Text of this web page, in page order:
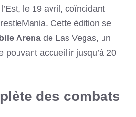
le 19 avril, coïncidant
Cette édition se
Arena de Las Vegas, un
pouvant accueillir jusqu’à 20
des combats